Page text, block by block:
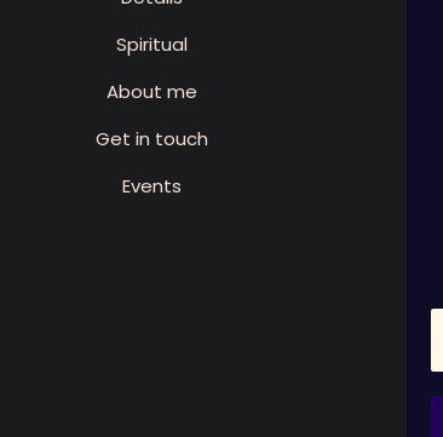
Spiritual
About me
Get in touch
Events